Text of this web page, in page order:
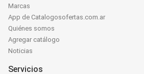
Marcas
App de Catalogosofertas.com.ar
Quiénes somos
Agregar catálogo
Noticias
Servicios